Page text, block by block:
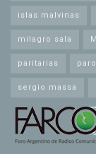
islas malvinas
milagro sala
paritarias paro
sergio massa